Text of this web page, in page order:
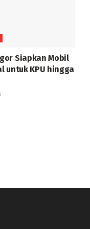
Siapkan Mobil
untuk KPU hingga